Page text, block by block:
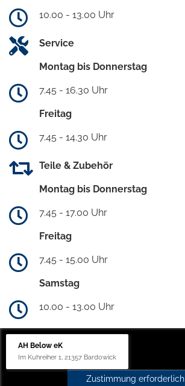
10.00 - 13.00 Uhr
Service
Montag bis Donnerstag
7.45 - 16.30 Uhr
Freitag
7.45 - 14.30 Uhr
Teile & Zubehör
Montag bis Donnerstag
7.45 - 17.00 Uhr
Freitag
7.45 - 15.00 Uhr
Samstag
10.00 - 13.00 Uhr
AH Below eK
Im Kuhreiher 1, 21357 Bardowick
Zustimmung erforderlich